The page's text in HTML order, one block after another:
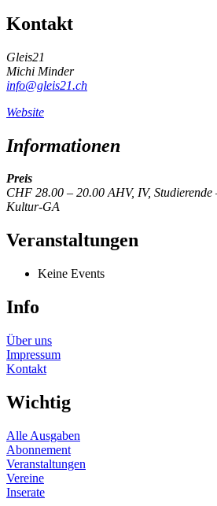
Kontakt
Gleis21
Michi Minder
info@gleis21.ch
Website
Informationen
Preis
CHF 28.00 – 20.00 AHV, IV,
Kultur-GA
Veranstaltungen
Keine Events
Info
Über uns
Impressum
Kontakt
Wichtig
Alle Ausgaben
Abonnement
Veranstaltungen
Vereine
Inserate